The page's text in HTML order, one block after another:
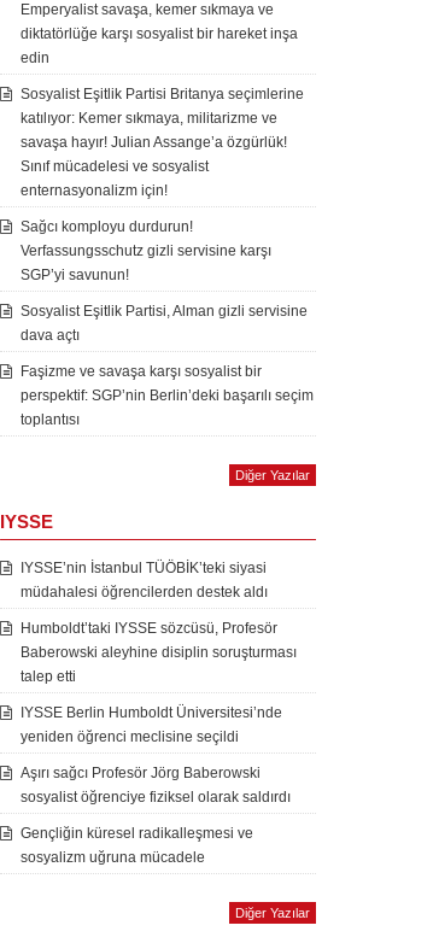
Emperyalist savaşa, kemer sıkmaya ve
diktatörlüğe karşı sosyalist bir hareket inşa
edin
Sosyalist Eşitlik Partisi Britanya seçimlerine
katılıyor: Kemer sıkmaya, militarizme ve
savaşa hayır! Julian Assange’a özgürlük!
Sınıf mücadelesi ve sosyalist
enternasyonalizm için!
Sağcı komployu durdurun!
Verfassungsschutz gizli servisine karşı
SGP’yi savunun!
Sosyalist Eşitlik Partisi, Alman gizli servisine
dava açtı
Faşizme ve savaşa karşı sosyalist bir
perspektif: SGP’nin Berlin’deki başarılı seçim
toplantısı
Diğer Yazılar
IYSSE
IYSSE’nin İstanbul TÜÖBİK’teki siyasi
müdahalesi öğrencilerden destek aldı
Humboldt’taki IYSSE sözcüsü, Profesör
Baberowski aleyhine disiplin soruşturması
talep etti
IYSSE Berlin Humboldt Üniversitesi’nde
yeniden öğrenci meclisine seçildi
Aşırı sağcı Profesör Jörg Baberowski
sosyalist öğrenciye fiziksel olarak saldırdı
Gençliğin küresel radikalleşmesi ve
sosyalizm uğruna mücadele
Diğer Yazılar